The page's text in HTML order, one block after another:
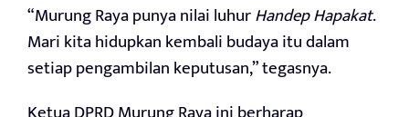
“Murung Raya punya nilai luhurHandep Hapakat.
Mari kita hidupkan kembali budaya itu dalam
setiap pengambilan keputusan,” tegasnya.